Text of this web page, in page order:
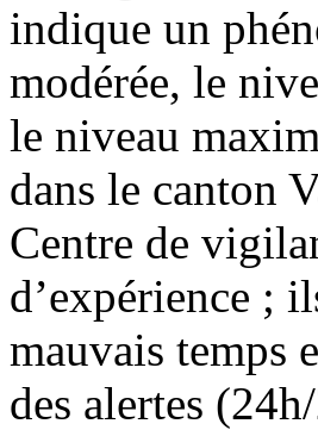
indique un
modérée, le
le niveau
dans le canton
Centre de
d’expérience ;
mauvais temps
des alertes